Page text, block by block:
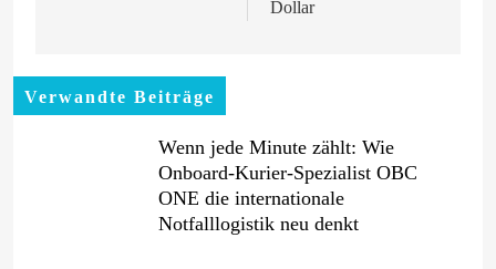
Dollar
Verwandte Beiträge
Wenn jede Minute zählt: Wie
Onboard-Kurier-Spezialist OBC
ONE die internationale
Notfalllogistik neu denkt